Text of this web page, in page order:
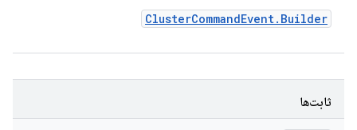
ClusterCommandEvent. Builder
ثابت‌ها